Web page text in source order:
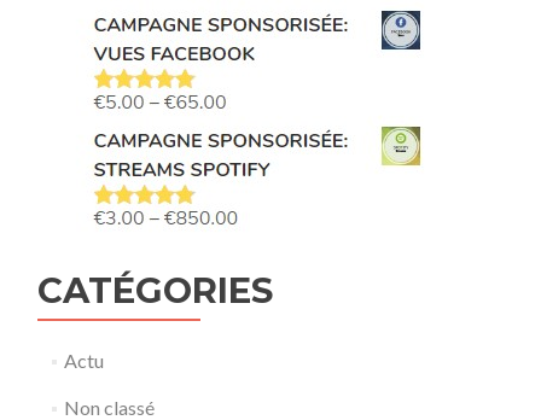
CATÉGORIES
Actu
Non classé